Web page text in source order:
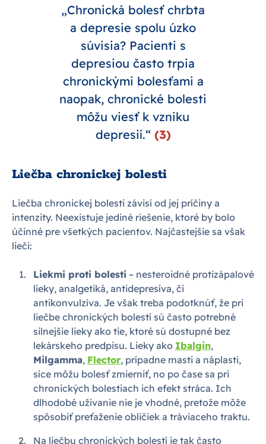
„Chronická bolesť chrbta
a depresie spolu úzko
súvisia? Pacienti s
depresiou často trpia
chronickými bolesťami a
naopak, chronické bolesti
môžu viesť k vzniku
depresií.“ (3)
Liečba chronickej bolesti
Liečba chronickej bolesti závisí od jej príčiny a
intenzity. Neexistuje jediné riešenie, ktoré by bolo
účinné pre všetkých pacientov. Najčastejšie sa však
lieči:
Liekmi proti bolesti – nesteroidné protizápalové
lieky, analgetiká, antidepresíva, či
antikonvulzíva. Je však treba podotknúť, že pri
liečbe chronických bolestí sú často potrebné
silnejšie lieky ako tie, ktoré sú dostupné bez
lekárskeho predpisu. Lieky ako Ibalgin,
Milgamma, Flector, prípadne masti a náplasti,
síce môžu bolesť zmierniť, no po čase sa pri
chronických bolestiach ich efekt stráca. Ich
dlhodobé užívanie nie je vhodné, pretože môže
spôsobiť preťaženie obličiek a tráviaceho traktu.
Na liečbu chronických bolestí je tak často